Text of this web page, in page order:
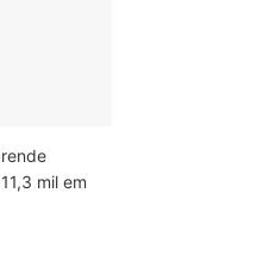
mil em